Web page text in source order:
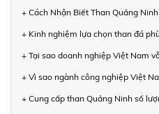
+ Cách Nhận Biết Than Quảng
+ Kinh nghiệm lựa chọn than đá
+ Tại sao doanh nghiệp Việt Nam
+ Vì sao ngành công nghiệp Việt
+ Cung cấp than Quảng Ninh số